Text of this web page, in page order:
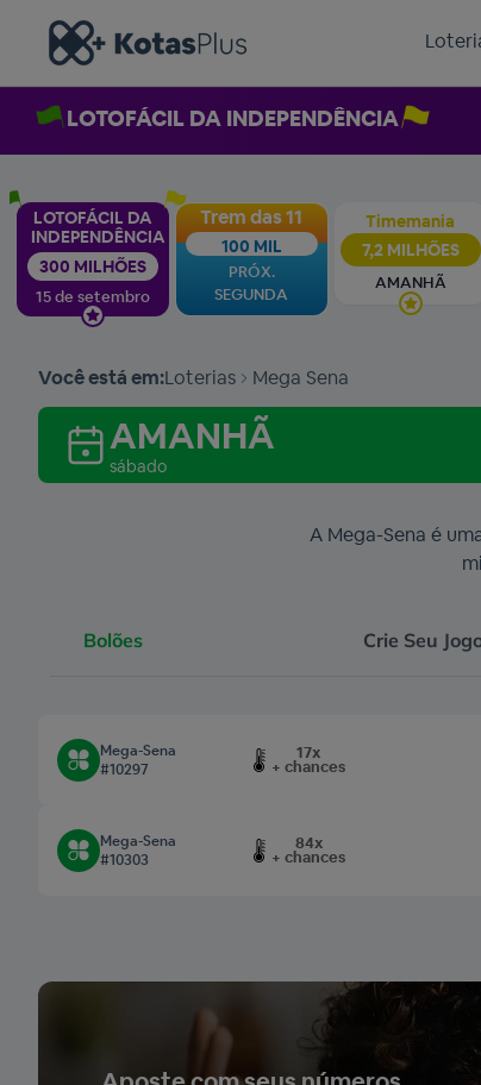
LOTOFÁCIL DA INDEPENDÊNCIA
LOTOFÁCIL DA
INDEPENDÊNCIA
300 MILHÕES
15 de setembro
Trem das 11
100 MIL
PRÓX.
SEGUNDA
Timemania
7,2 MILHÕES
AMANHÃ
Você está em:Loterias Mega Sena
AMANHÃ
sábado
A Mega-Sena é
Bolões Crie Seu
Mega-Sena
#10297
17x
+ chances
Mega-Sena
#10303
84x
+ chances